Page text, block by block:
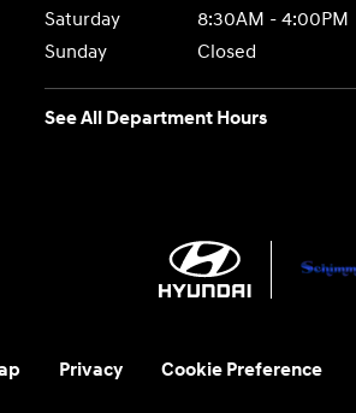
Saturday
8:30AM - 4:00PM
Sunday
Closed
See All Department Hours
Privacy Cookie Preference